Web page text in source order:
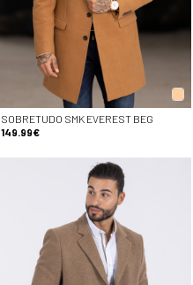
SOBRETUDO SMK EVEREST BEG
149.99€